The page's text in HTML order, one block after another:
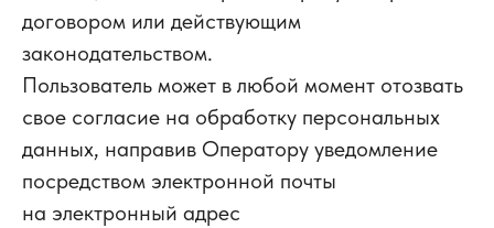
договором или действующим
законодательством.
Пользователь может в любой момент отозвать
свое согласие на обработку персональных
данных, направив Оператору уведомление
посредством электронной почты
на электронный адрес